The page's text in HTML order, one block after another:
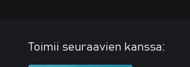
Toimii seuraavien kanssa: